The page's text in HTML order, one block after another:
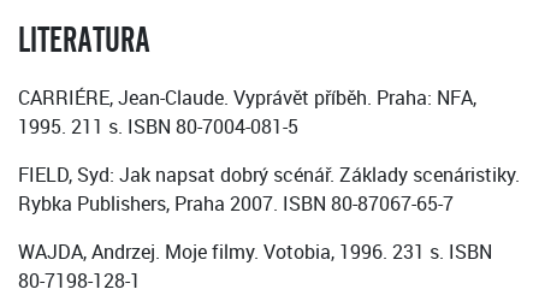
LITERATURA
CARRIÉRE, Jean-Claude. Vyprávět příběh. Praha: NFA,
1995. 211 s. ISBN 80-7004-081-5
FIELD, Syd: Jak napsat dobrý scénář. Základy scenáristiky.
Rybka Publishers, Praha 2007. ISBN 80-87067-65-7
WAJDA, Andrzej. Moje filmy. Votobia, 1996. 231 s. ISBN
80-7198-128-1